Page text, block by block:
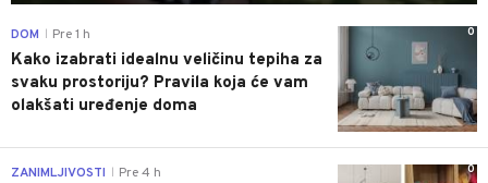
0
DOM Pre 1 h
Kako izabrati idealnu veličinu tepiha za
svaku prostoriju? Pravila koja će vam
olakšati uređenje doma
0
ZANIMLJIVOSTI Pre 4 h